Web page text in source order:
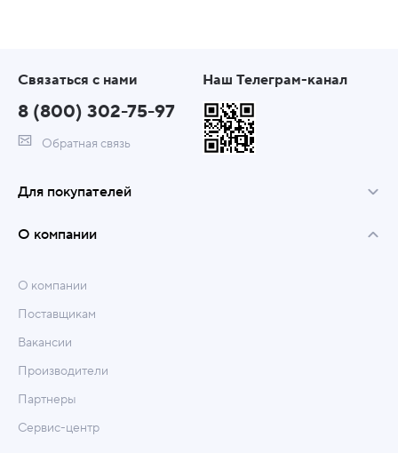
Связаться с нами
8 (800) 302-75-97
Обратная связь
Наш Телеграм-канал
Для покупателей
О компании
О компании
Поставщикам
Вакансии
Производители
Партнеры
Сервис-центр